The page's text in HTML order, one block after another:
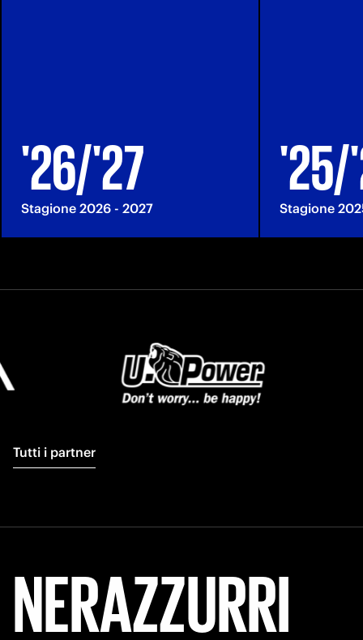
'26/'27
Stagione 2026 - 2027
'25/
Stagione
Tutti i partner
FORZAINTER